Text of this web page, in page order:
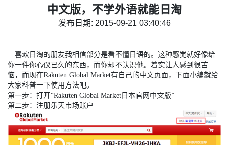
中文版，不学外语就能日淘
发布日期: 2015-09-21 03:40:46
喜欢日淘的朋友我相信部分是看不懂日语的。这种感觉就好像给
你一件你心仪已久的东西，而你却不认识他。着实让人感到很苦
恼，而现在Rakuten Global Market有自己的中文页面，下面小编就给
大家科普一下使用方法吧。
第一步：打开“Rakuten Global Market日本官网中文版”
第二步：注册乐天市场账户